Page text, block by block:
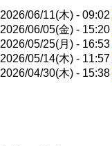
2026/06/11(木) - 09:02
2026/06/05(金) - 15:20
2026/05/25(月) - 16:53
2026/05/14(木) - 11:57
2026/04/30(木) - 15:38